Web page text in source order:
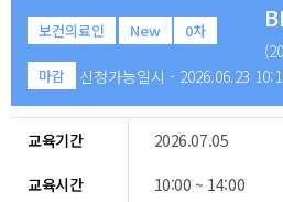
보건의료인 New 0차
마감 신청가능일시 - 2026.06.23
교육기간
2026.07.05
교육시간
10:00 ~ 14:00